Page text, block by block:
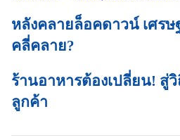
หลังคลายล็อคดาวน์ เศรษ
คลี่คลาย?
ร้านอาหารต้องเปลี่ยน! สู่
ลูกค้า